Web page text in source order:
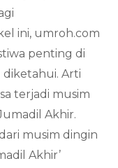
ini, umroh.com
penting di
Arti
terjadi musim
Akhir.
musim dingin
Akhir’